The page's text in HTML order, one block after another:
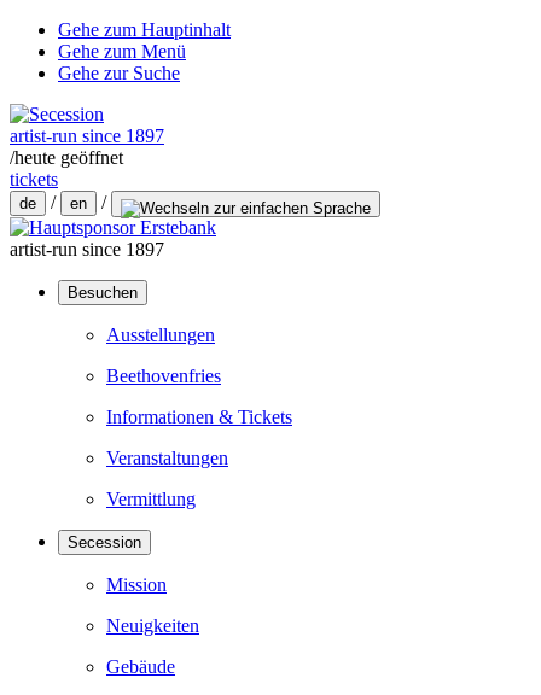
Gehe zum Hauptinhalt
Gehe zum Menü
Gehe zur Suche
artist-run since 1897
/heute geöffnet
tickets
de / en /
artist-run since 1897
Besuchen
Ausstellungen
Beethovenfries
Informationen & Tickets
Veranstaltungen
Vermittlung
Secession
Mission
Neuigkeiten
Gebäude